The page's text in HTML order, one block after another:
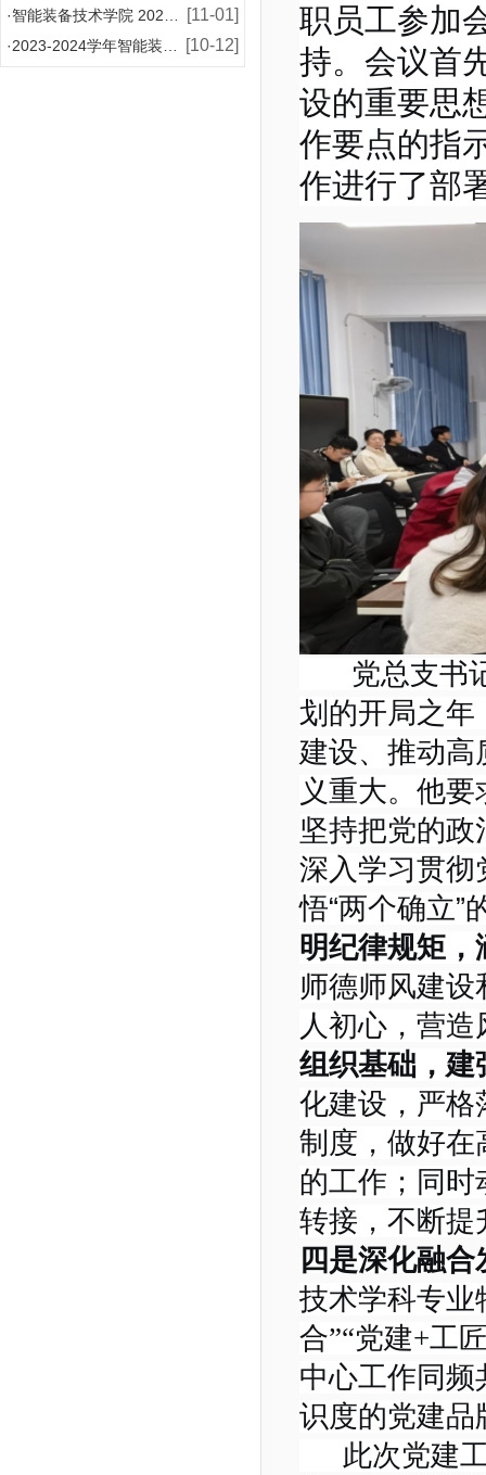
[11-01]
·智能装备技术学院 2024-2025学年国家助学金
[10-12]
·2023-2024学年智能装备技术学院国家奖学金评
职员工参加
持。会议首
设的重要思
作要点的指
作进行了部
党总支书
划的开局之年
建设、推动高
义重大。他要
坚持把党的
深入学习贯彻
悟“两个确立”
明纪律规矩，
师德师风建
人初心，营
组织基础，建
化建设，严格
制度，做好在
的工作 ；同
转接， 不断提
四是深化融合
技术学科专业
合”“党建+工
中心工作同频
识度的党建品
此次党建工